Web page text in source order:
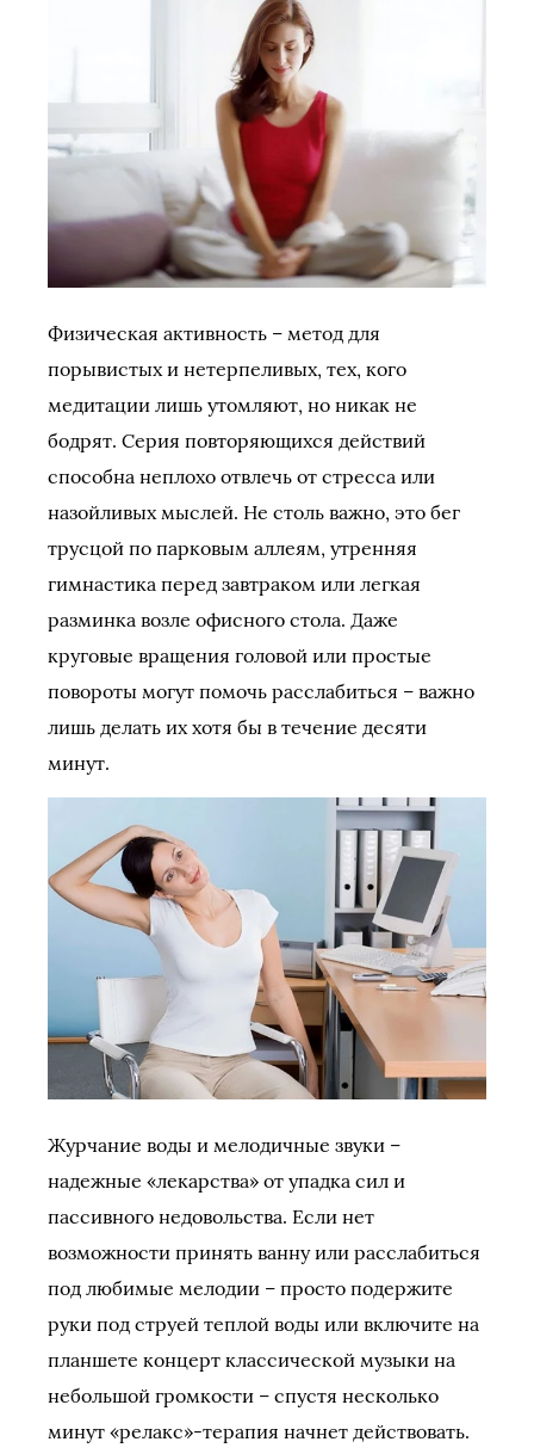
Физическая активность – метод для
порывистых и нетерпеливых, тех, кого
медитации лишь утомляют, но никак не
бодрят. Серия повторяющихся действий
способна неплохо отвлечь от стресса или
назойливых мыслей. Не столь важно, это бег
трусцой по парковым аллеям, утренняя
гимнастика перед завтраком или легкая
разминка возле офисного стола. Даже
круговые вращения головой или простые
повороты могут помочь расслабиться – важно
лишь делать их хотя бы в течение десяти
минут.
Журчание воды и мелодичные звуки –
надежные «лекарства» от упадка сил и
пассивного недовольства. Если нет
возможности принять ванну или расслабиться
под любимые мелодии – просто подержите
руки под струей теплой воды или включите на
планшете концерт классической музыки на
небольшой громкости – спустя несколько
минут «релакс»-терапия начнет действовать.